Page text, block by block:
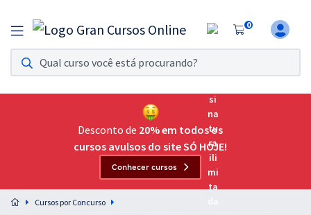
0
Assinatura Ilimitada 11
Acesso a todos os cursos. Teste grátis por 7 dias!
Assinatura OAB Até Passar
Acesso ilimitado a toda preparação para o Exame da
Preparação completa e intensiva para as principais
residências em saúde do Brasil
Desconto de 20% em todos os
cursos avulsos do site SÓ HOJE!
Conhecer cursos
Cursos por Concurso